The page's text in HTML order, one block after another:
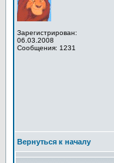
Зарегистрирован:
06.03.2008
Сообщения: 1231
Вернуться к началу